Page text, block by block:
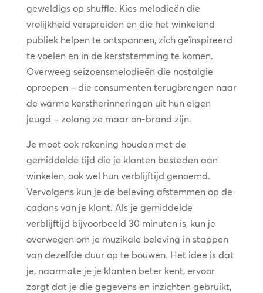
geweldigs op shuffle. Kies melodieën die
vrolijkheid verspreiden en die het winkelend
publiek helpen te ontspannen, zich geïnspireerd
te voelen en in de kerststemming te komen.
Overweeg seizoensmelodieën die nostalgie
oproepen – die consumenten terugbrengen naar
de warme kerstherinneringen uit hun eigen
jeugd – zolang ze maar on-brand zijn.
Je moet ook rekening houden met de
gemiddelde tijd die je klanten besteden aan
winkelen, ook wel hun verblijftijd genoemd.
Vervolgens kun je de beleving afstemmen op de
cadans van je klant. Als je gemiddelde
verblijftijd bijvoorbeeld 30 minuten is, kun je
overwegen om je muzikale beleving in stappen
van dezelfde duur op te bouwen. Het idee is dat
je, naarmate je je klanten beter kent, ervoor
zorgt dat je die gegevens en inzichten gebruikt,